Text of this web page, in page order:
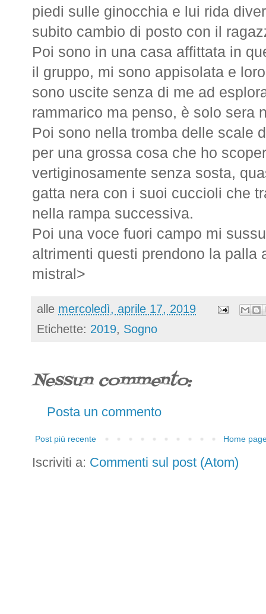
piedi sulle ginocchia e lui rida
subito cambio di posto con il
Poi sono in una casa affittata in
il gruppo, mi sono appisolata e
sono uscite senza di me ad
rammarico ma penso, è solo sera
Poi sono nella tromba delle scale
per una grossa cosa che ho
vertiginosamente senza sosta,
gatta nera con i suoi cuccioli che
nella rampa successiva.
Poi una voce fuori campo mi
altrimenti questi prendono la palla
mistral>
alle mercoledì, aprile 17, 2019
Etichette: 2019, Sogno
Nessun commento:
Posta un commento
Post più recente Home
Iscriviti a: Commenti sul post (Atom)